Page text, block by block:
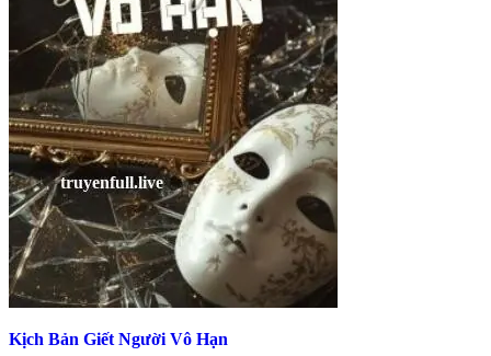
Kịch Bản Giết Người Vô Hạn